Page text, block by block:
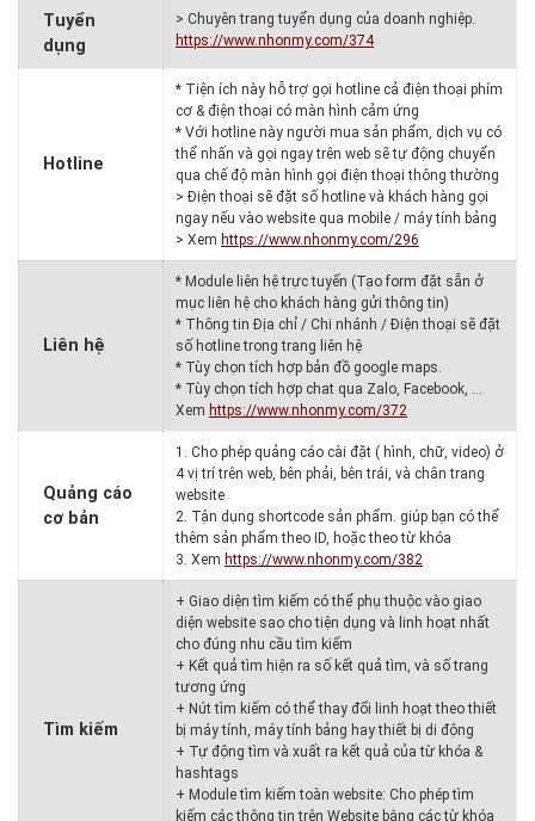
Tuyển
dụng
> Chuyên trang tuyển dụng của doanh nghiệp.
https://www.nhonmy.com/374
Hotline
* Tiện ích này hỗ trợ gọi hotline cả điện thoại phím
cơ & điện thoại có màn hình cảm ứng
* Với hotline này người mua sản phẩm, dịch vụ có
thể nhấn và gọi ngay trên web sẽ tự động chuyển
qua chế độ màn hình gọi điện thoại thông thường
> Điện thoại sẽ đặt số hotline và khách hàng gọi
ngay nếu vào website qua mobile / máy tính bảng
> Xem https://www.nhonmy.com/296
Liên hệ
* Module liên hệ trực tuyến (Tạo form đặt sẵn ở
mục liên hệ cho khách hàng gửi thông tin)
* Thông tin Địa chỉ / Chi nhánh / Điện thoại sẽ đặt
số hotline trong trang liên hệ
* Tùy chọn tích hợp bản đồ google maps.
* Tùy chọn tích hợp chat qua Zalo, Facebook, …
Xem https://www.nhonmy.com/372
Quảng cáo
cơ bản
1. Cho phép quảng cáo cài đặt ( hình, chữ, video) ở
4 vị trí trên web, bên phải, bên trái, và chân trang
website
2. Tận dụng shortcode sản phẩm. giúp bạn có thể
thêm sản phẩm theo ID, hoặc theo từ khóa
3. Xem https://www.nhonmy.com/382
Tìm kiếm
+ Giao diện tìm kiếm có thể phụ thuộc vào giao
diện website sao cho tiện dụng và linh hoạt nhất
cho đúng nhu cầu tìm kiếm
+ Kết quả tìm hiện ra số kết quả tìm, và số trang
tương ứng
+ Nút tìm kiếm có thể thay đổi linh hoạt theo thiết
bị máy tính, máy tính bảng hay thiết bị di động
+ Tự động tìm và xuất ra kết quả của từ khóa &
hashtags
+ Module tìm kiếm toàn website: Cho phép tìm
kiếm các thông tin trên Website bằng các từ khóa